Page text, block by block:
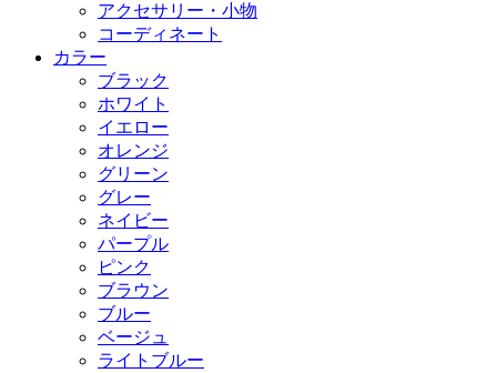
アクセサリー・小物
コーディネート
カラー
ブラック
ホワイト
イエロー
オレンジ
グリーン
グレー
ネイビー
パープル
ピンク
ブラウン
ブルー
ベージュ
ライトブルー